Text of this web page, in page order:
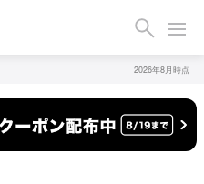
2026年8月時点